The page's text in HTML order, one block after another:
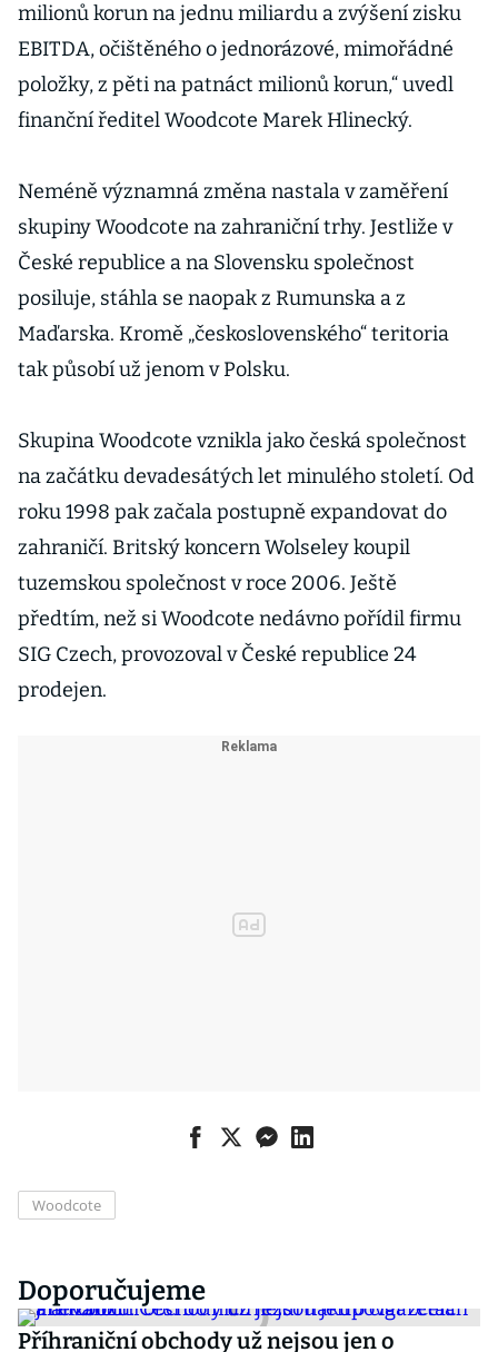
milionů korun na jednu miliardu a zvýšení zisku
EBITDA, očištěného o jednorázové, mimořádné
položky, z pěti na patnáct milionů korun,“ uvedl
finanční ředitel Woodcote Marek Hlinecký.
Neméně významná změna nastala v zaměření
skupiny Woodcote na zahraniční trhy. Jestliže v
České republice a na Slovensku společnost
posiluje, stáhla se naopak z Rumunska a z
Maďarska. Kromě „československého“ teritoria
tak působí už jenom v Polsku.
Skupina Woodcote vznikla jako česká společnost
na začátku devadesátých let minulého století. Od
roku 1998 pak začala postupně expandovat do
zahraničí. Britský koncern Wolseley koupil
tuzemskou společnost v roce 2006. Ještě
předtím, než si Woodcote nedávno pořídil firmu
SIG Czech, provozoval v České republice 24
prodejen.
Woodcote
Doporučujeme
Příhraniční obchody už nejsou jen o